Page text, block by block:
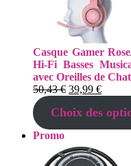
Casque Gamer
Hi-Fi Basses
avec Oreilles de
50,43€ Le
initial
39,99 €Le
actuel
Choix des
PromoProduit
en
promotion